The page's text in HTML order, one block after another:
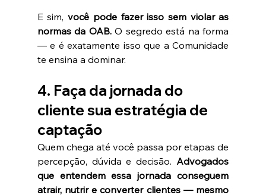
E sim, você pode fazer isso sem violar as
normas da OAB. O segredo está na forma
— e é exatamente isso que a Comunidade
te ensina a dominar.
4. Faça da jornada do
cliente sua estratégia de
captação
Quem chega até você passa por etapas de
percepção, dúvida e decisão. Advogados
que entendem essa jornada conseguem
atrair, nutrir e converter clientes — mesmo